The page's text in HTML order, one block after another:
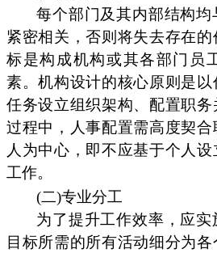
每个部门及其内部结构
紧密相关，否则将失去存在的
标是构成机构或其各部门员
素。机构设计的核心原则是
任务设立组织架构、配置职
过程中，人事配置需高度契
人为中心，即不应基于个人
工作。
(二)专业分工
为了提升工作效率，应
目标所需的所有活动细分为